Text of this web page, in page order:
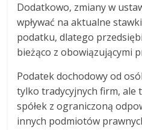
Dodatkowo, zmiany w
wpływać na aktualne
podatku, dlatego
bieżąco z obowiązującymi
Podatek dochodowy od
tylko tradycyjnych firm, ale
spółek z ograniczoną
innych podmiotów